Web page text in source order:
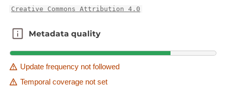
Creative Commons Attribution 4.0
Metadata quality
Metadata quality
Update frequency not followed
Temporal coverage not set